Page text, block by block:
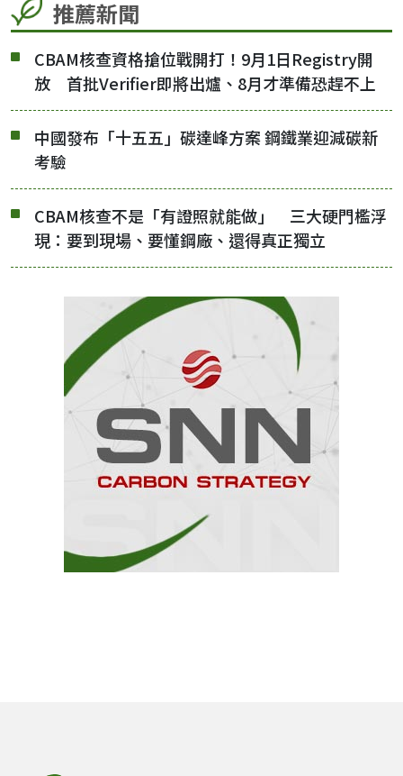
推薦新聞
CBAM核查資格搶位戰開打！9月1日Registry開
放 首批Verifier即將出爐、8月才準備恐趕不上
中國發布「十五五」碳達峰方案 鋼鐵業迎減碳新
考驗
CBAM核查不是「有證照就能做」 三大硬門檻浮
現：要到現場、要懂鋼廠、還得真正獨立